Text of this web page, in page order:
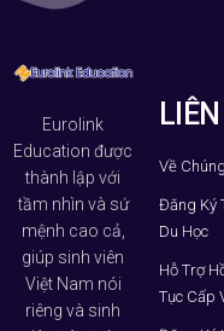
Eurolink
Education được
thành lập với
tầm nhìn và sứ
mệnh cao cả,
giúp sinh viên
Việt Nam nói
riêng và sinh
Về
Đăng Ký
Du Học
Hỗ Trợ
Tục Cấp